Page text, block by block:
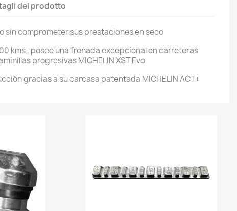
del prodotto
sin comprometer sus prestaciones en seco
kms , posee una frenada excepcional en carreteras
progresivas MICHELIN XST Evo
gracias a su carcasa patentada MICHELIN ACT+